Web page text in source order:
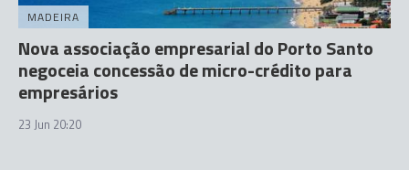
MADEIRA
Nova associação empresarial do Porto Santo
negoceia concessão de micro-crédito para
empresários
23 Jun 20:20